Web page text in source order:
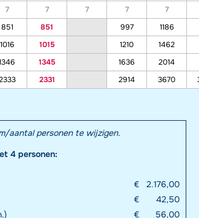
7 7 7 7 7
851 851 997 1186
1016 1015 1210 1462
1345 1636 2014
2331 2914 3670
aantal personen te wijzigen.
4 personen:
€
2.176,00
€
42,50
€ 56,00